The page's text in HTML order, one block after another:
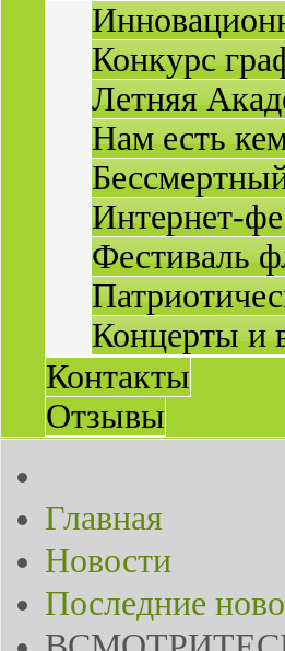
Конкурс
Летняя
Нам есть
Интернет-
Фестиваль
Концерты и
Контакты
Отзывы
Главная
Новости
Последние